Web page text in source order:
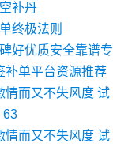
补丹
终极法则
好优质安全靠谱专
补单平台资源推荐
情而又不失风度 试
63
情而又不失风度 试